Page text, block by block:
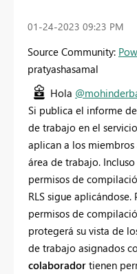
‎01-24-2023 09:23 PM
Source Community:
pratyashasamal
Hola
Si publica el informe
de trabajo en el
aplican a los miembros
área de trabajo. Incluso
permisos de
RLS sigue
permisos de
protegerá su vista de
de trabajo asignados
colaborador tienen